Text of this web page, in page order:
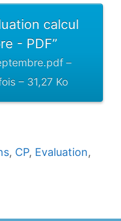
calcul
- PDF”
–
– 31,27 Ko
, CP, Evaluation,